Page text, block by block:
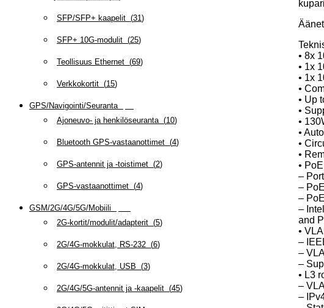
SFP/SFP+ kaapelit (31)
SFP+ 10G-modulit (25)
Teollisuus Ethernet (69)
Verkkokortit (15)
GPS/Navigointi/Seuranta
Ajoneuvo- ja henkilöseuranta (10)
Bluetooth GPS-vastaanottimet (4)
GPS-antennit ja -toistimet (2)
GPS-vastaanottimet (4)
GSM/2G/4G/5G/Mobiili
2G-kortit/modulit/adapterit (5)
2G/4G-mokkulat, RS-232 (6)
2G/4G-mokkulat, USB (3)
2G/4G/5G-antennit ja -kaapelit (45)
• 8x
• 1x
• 1x
•
• Up
•
•
•
•
•
•
–
–
–
–
and
•
–
–
–
• L3
–
–